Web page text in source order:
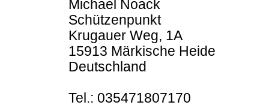
Michael Noack
Schützenpunkt
Krugauer Weg, 1A
15913 Märkische Heide
Deutschland
Tel.: 035471807170